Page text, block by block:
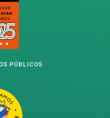
PÚBLICOS